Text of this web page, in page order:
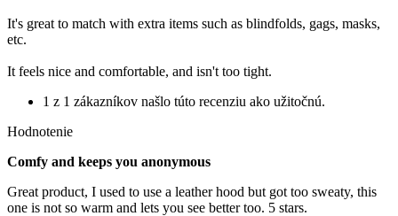
It's great to match with extra items such as blindfolds, gags, masks,
etc.
It feels nice and comfortable, and isn't too tight.
1 z 1 zákazníkov našlo túto recenziu ako užitočnú.
Hodnotenie
Comfy and keeps you anonymous
Great product, I used to use a leather hood but got too sweaty, this
one is not so warm and lets you see better too. 5 stars.